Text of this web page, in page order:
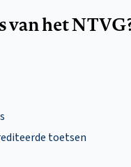
het
toetsen